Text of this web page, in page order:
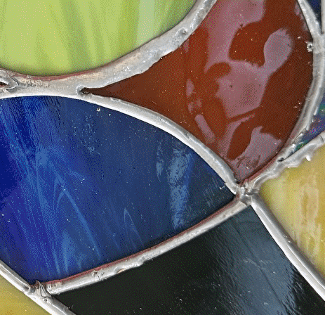
Exporter les lignes sélectionnées
Exporter toutes les colonnes
Exporter uniquement les colonnes affichées
Menu
Ajoutez un logo, un bouton, des réseaux sociaux
Cliquez pour éditer
ACCUEIL▴▾
LES ATELIERS▴▾
DESSIN D'ART
MODELAGE
MOSAÏQUE
SCULPTURE DU CARTON
TAPISSERIE
LES ARCHERS DU VAUDREUIL▴▾